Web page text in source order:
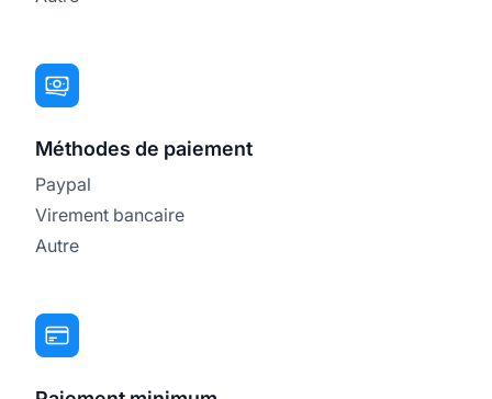
Méthodes de paiement
Paypal
Virement bancaire
Autre